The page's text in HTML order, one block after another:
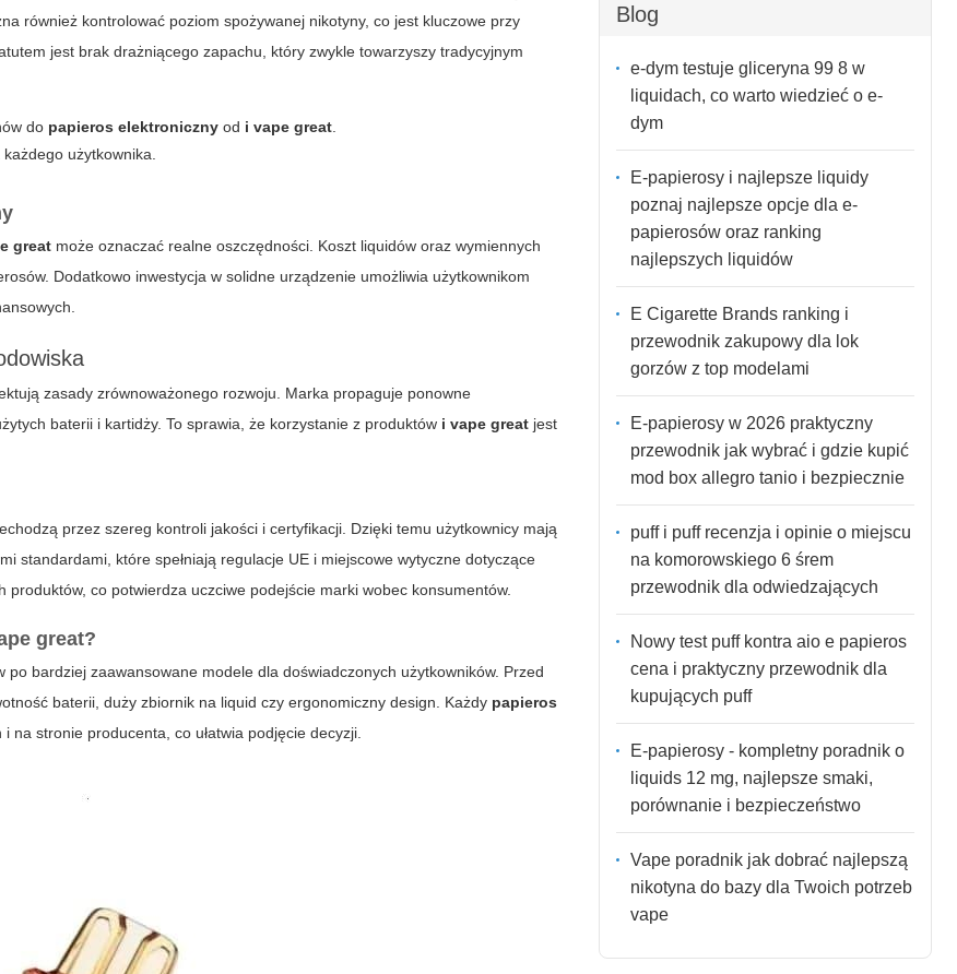
również kontrolować poziom spożywanej nikotyny, co jest kluczowe przy
jest brak drażniącego zapachu, który zwykle towarzyszy tradycyjnym
do papieros elektroniczny od i vape great
użytkownika.
great może oznaczać realne oszczędności. Koszt liquidów oraz wymiennych
Dodatkowo inwestycja w solidne urządzenie umożliwia użytkownikom
zasady zrównoważonego rozwoju. Marka propaguje ponowne
baterii i kartidży. To sprawia, że korzystanie z produktów i vape great jest
przez szereg kontroli jakości i certyfikacji. Dzięki temu użytkownicy mają
standardami, które spełniają regulacje UE i miejscowe wytyczne dotyczące
produktów, co potwierdza uczciwe podejście marki wobec konsumentów.
great?
bardziej zaawansowane modele dla doświadczonych użytkowników. Przed
baterii, duży zbiornik na liquid czy ergonomiczny design. Każdy papieros
na stronie producenta, co ułatwia podjęcie decyzji.
Blog
e-dym testuje gliceryna 99 8 w
liquidach, co warto wiedzieć o e-
dym
E-papierosy i najlepsze liquidy
poznaj najlepsze opcje dla e-
papierosów oraz ranking
najlepszych liquidów
E Cigarette Brands ranking i
przewodnik zakupowy dla lok
gorzów z top modelami
E-papierosy w 2026 praktyczny
przewodnik jak wybrać i gdzie kupić
mod box allegro tanio i bezpiecznie
puff i puff recenzja i opinie o miejscu
na komorowskiego 6 śrem
przewodnik dla odwiedzających
Nowy test puff kontra aio e papieros
cena i praktyczny przewodnik dla
kupujących puff
E-papierosy - kompletny poradnik o
liquids 12 mg, najlepsze smaki,
porównanie i bezpieczeństwo
Vape poradnik jak dobrać najlepszą
nikotyna do bazy dla Twoich potrzeb
vape